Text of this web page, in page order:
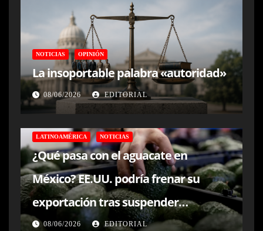
NOTICIAS OPINIÓN
La insoportable palabra «autoridad»
08/06/2026 EDITORIAL
LATINOAMÉRICA NOTICIAS
¿Qué pasa con el aguacate en
México? EE.UU. podría frenar su
exportación tras suspender
inspecciones en Michoacán
08/06/2026 EDITORIAL